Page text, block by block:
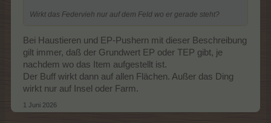
Wirkt das Federvieh nur auf dem Feld wo er gerade steht?
Bei Haustieren und EP-Pushern mit dieser Beschreibung
gilt immer, daß der Grundwert EP oder TEP gibt, je
nachdem wo das Item aufgestellt ist.
Der Buff wirkt dann auf allen Flächen. Außer das Ding
wirkt nur auf Insel oder Farm.
1 Juni 2026